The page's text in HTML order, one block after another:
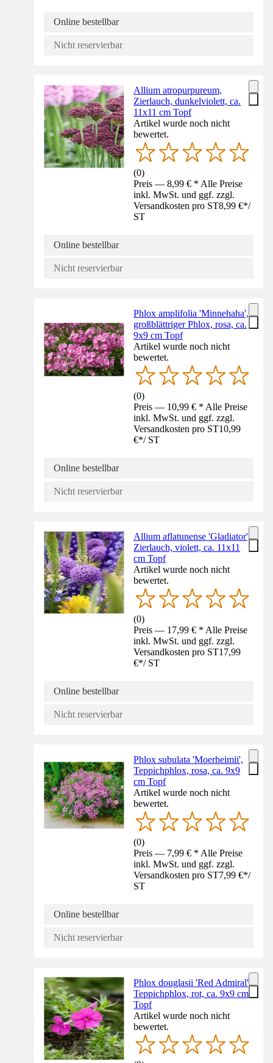
Online bestellbar
Nicht reservierbar
Allium atropurpureum,
Zierlauch, dunkelviolett, ca.
11x11 cm Topf
Artikel wurde noch nicht
bewertet.
(0)
Preis — 8,99 € * Alle Preise
inkl. MwSt. und ggf. zzgl.
Versandkosten pro ST8,99 €*/
ST
Online bestellbar
Nicht reservierbar
Phlox amplifolia 'Minnehaha',
großblättriger Phlox, rosa, ca.
9x9 cm Topf
Artikel wurde noch nicht
bewertet.
(0)
Preis — 10,99 € * Alle Preise
inkl. MwSt. und ggf. zzgl.
Versandkosten pro ST10,99
€*/ ST
Online bestellbar
Nicht reservierbar
Allium aflatunense 'Gladiator',
Zierlauch, violett, ca. 11x11
cm Topf
Artikel wurde noch nicht
bewertet.
(0)
Preis — 17,99 € * Alle Preise
inkl. MwSt. und ggf. zzgl.
Versandkosten pro ST17,99
€*/ ST
Online bestellbar
Nicht reservierbar
Phlox subulata 'Moerheimii',
Teppichphlox, rosa, ca. 9x9
cm Topf
Artikel wurde noch nicht
bewertet.
(0)
Preis — 7,99 € * Alle Preise
inkl. MwSt. und ggf. zzgl.
Versandkosten pro ST7,99 €*/
ST
Online bestellbar
Nicht reservierbar
Phlox douglasii 'Red Admiral',
Teppichphlox, rot, ca. 9x9 cm
Topf
Artikel wurde noch nicht
bewertet.